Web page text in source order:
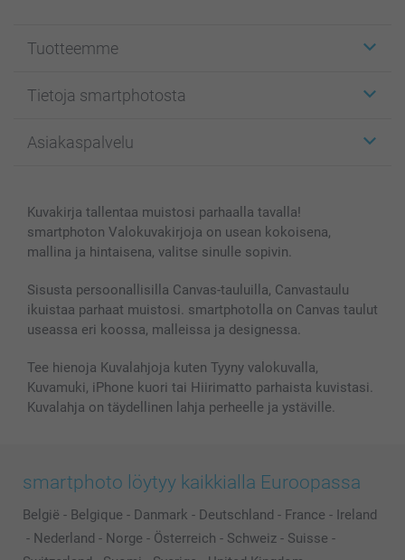
Tuotteemme
Kuvakortit
Kuvakirjat
Kännykkä & Tabletti
MyNameBook
Valokuvakehykset & Lisätarvikkeet
Lahjakortti
Kaikki kuvatuotteet
Tietoja smartphotosta
Affiliate ohjelma
Sivukartta
Ehdot/takuut
Asiakaspalvelu
smartbonus
Hinnat & maksutavat
Kuvakirja tallentaa muistosi parhaalla tavalla!
smartphoton Valokuvakirjoja on usean kokoisena,
mallina ja hintaisena, valitse sinulle sopivin.
Sisusta persoonallisilla Canvas-tauluilla, Canvastaulu
ikuistaa parhaat muistosi. smartphotolla on Canvas taulut
useassa eri koossa, malleissa ja designessa.
Tee hienoja Kuvalahjoja kuten Tyyny valokuvalla,
Kuvamuki, iPhone kuori tai Hiirimatto parhaista kuvistasi.
Kuvalahja on täydellinen lahja perheelle ja ystäville.
smartphoto löytyy kaikkialla Euroopassa
België - Belgique - Danmark - Deutschland - France - Ireland
- Nederland - Norge - Österreich - Schweiz - Suisse -